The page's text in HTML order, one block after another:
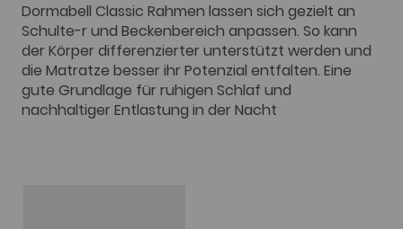
Dormabell Classic Rahmen lassen sich gezielt an
Schulte-r und Beckenbereich anpassen. So kann
der Körper differenzierter unterstützt werden und
die Matratze besser ihr Potenzial entfalten. Eine
gute Grundlage für ruhigen Schlaf und
nachhaltiger Entlastung in der Nacht